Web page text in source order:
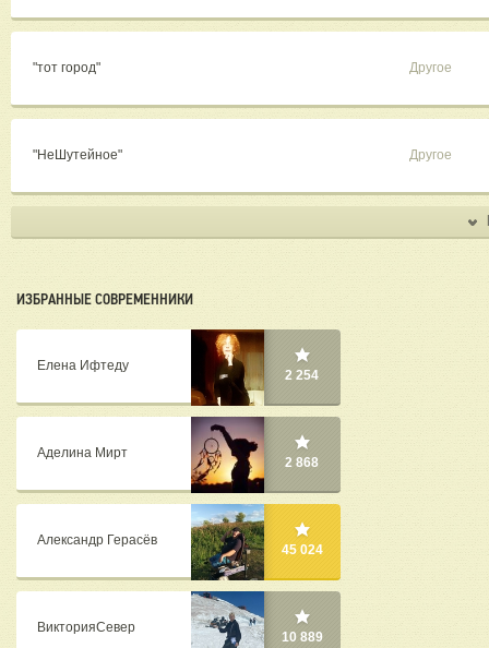
"тот город" Другое
"НеШутейное" Другое
ИЗБРАННЫЕ СОВРЕМЕННИКИ
Елена Ифтеду
2 254
Аделина Мирт
2 868
Александр Герасёв
45 024
ВикторияСевер
10 889